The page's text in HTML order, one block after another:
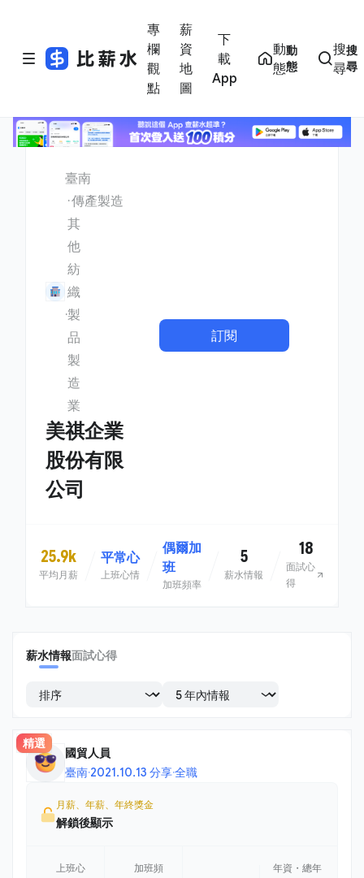
專
欄
觀
點
薪
資
地
圖
下
載
App
動
態
動
態
搜
尋
搜
尋
臺南
傳產製造
其
他
紡
織
製
品
製
造
業
美祺企業
股份有限
公司
訂閱
25.9k
平均月薪
平常心
上班心情
偶爾加
班
加班頻率
5
薪水情報
18
面試心
得
薪水情報面試心得
精選
國貿人員
臺南·2021.10.13 分享·全職
月薪、年薪、年終獎金
解鎖後顯示
上班心
加班頻
年資・總年